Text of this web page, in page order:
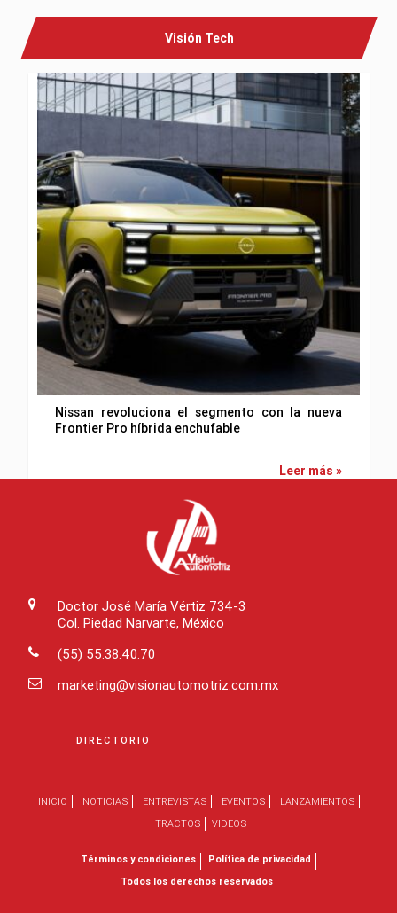
Visión Tech
Nissan revoluciona el segmento con la nueva
Frontier Pro híbrida enchufable
Leer más »
Doctor José María Vértiz 734-3
Col. Piedad Narvarte, México
(55) 55.38.40.70
marketing@visionautomotriz.com.mx
DIRECTORIO
INICIO NOTICIAS ENTREVISTAS EVENTOS
LANZAMIENTOS
TRACTOS
VIDEOS
Términos y condiciones
Política de privacidad
Todos los derechos reservados